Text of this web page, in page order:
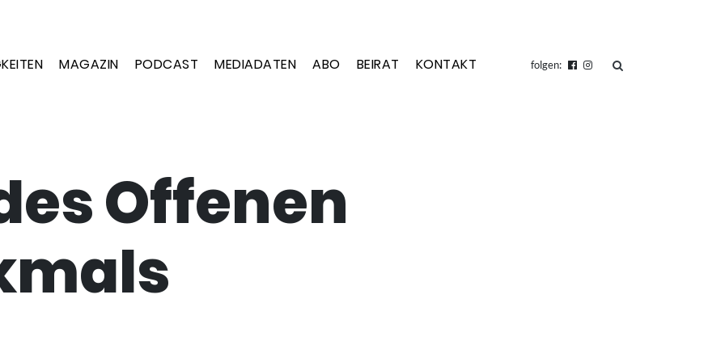
MAGAZIN PODCAST MEDIADATEN ABO BEIRAT KONTAKT folgen: suchen
Offenen